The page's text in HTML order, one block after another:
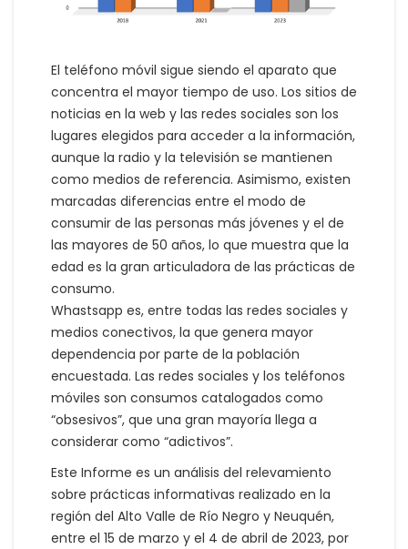
El teléfono móvil sigue siendo el aparato que
concentra el mayor tiempo de uso. Los sitios de
noticias en la web y las redes sociales son los
lugares elegidos para acceder a la información,
aunque la radio y la televisión se mantienen
como medios de referencia. Asimismo, existen
marcadas diferencias entre el modo de
consumir de las personas más jóvenes y el de
las mayores de 50 años, lo que muestra que la
edad es la gran articuladora de las prácticas de
consumo.
Whastsapp es, entre todas las redes sociales y
medios conectivos, la que genera mayor
dependencia por parte de la población
encuestada. Las redes sociales y los teléfonos
móviles son consumos catalogados como
“obsesivos”, que una gran mayoría llega a
considerar como “adictivos”.
Este Informe es un análisis del relevamiento
sobre prácticas informativas realizado en la
región del Alto Valle de Río Negro y Neuquén,
entre el 15 de marzo y el 4 de abril de 2023, por